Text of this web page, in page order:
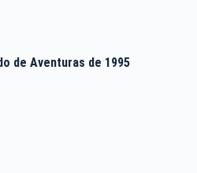
de Aventuras de 1995